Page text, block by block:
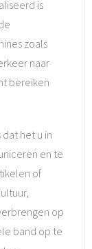
is
zoals
naar
bereiken
het u in
en te
of
op
band op te